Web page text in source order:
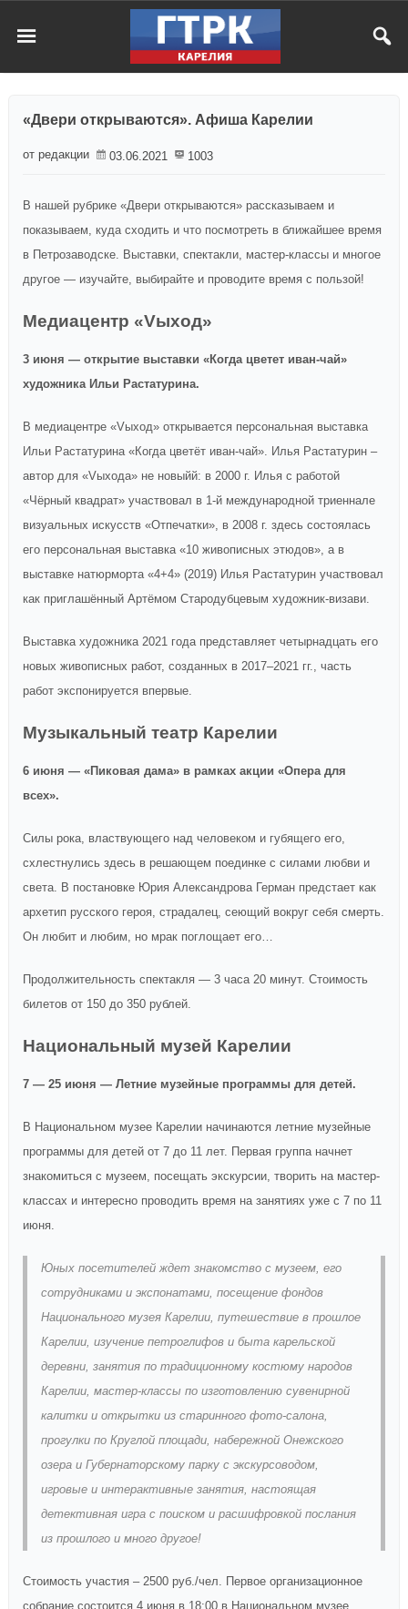
«Двери открываются». Афиша Карелии
от редакции 03.06.2021 1003
В нашей рубрике «Двери открываются» рассказываем и
показываем, куда сходить и что посмотреть в ближайшее время
в Петрозаводске. Выставки, спектакли, мастер-классы и многое
другое — изучайте, выбирайте и проводите время с пользой!
Медиацентр «Vыход»
3 июня — открытие выставки «Когда цветет иван-чай»
художника Ильи Растатурина.
В медиацентре «Vыход» открывается персональная выставка
Ильи Растатурина «Когда цветёт иван-чай». Илья Растатурин –
автор для «Vыхода» не новыйй: в 2000 г. Илья с работой
«Чёрный квадрат» участвовал в 1-й международной триеннале
визуальных искусств «Отпечатки», в 2008 г. здесь состоялась
его персональная выставка «10 живописных этюдов», а в
выставке натюрморта «4+4» (2019) Илья Растатурин участвовал
как приглашённый Артёмом Стародубцевым художник-визави.
Выставка художника 2021 года представляет четырнадцать его
новых живописных работ, созданных в 2017–2021 гг., часть
работ экспонируется впервые.
Музыкальный театр Карелии
6 июня — «Пиковая дама» в рамках акции «Опера для
всех».
Силы рока, властвующего над человеком и губящего его,
схлестнулись здесь в решающем поединке с силами любви и
света. В постановке Юрия Александрова Герман предстает как
архетип русского героя, страдалец, сеющий вокруг себя смерть.
Он любит и любим, но мрак поглощает его…
Продолжительность спектакля — 3 часа 20 минут. Стоимость
билетов от 150 до 350 рублей.
Национальный музей Карелии
7 — 25 июня — Летние музейные программы для детей.
В Национальном музее Карелии начинаются летние музейные
программы для детей от 7 до 11 лет. Первая группа начнет
знакомиться с музеем, посещать экскурсии, творить на мастер-
классах и интересно проводить время на занятиях уже с 7 по 11
июня.
Юных посетителей ждет знакомство с музеем, его
сотрудниками и экспонатами, посещение фондов
Национального музея Карелии, путешествие в прошлое
Карелии, изучение петроглифов и быта карельской
деревни, занятия по традиционному костюму народов
Карелии, мастер-классы по изготовлению сувенирной
калитки и открытки из старинного фото-салона,
прогулки по Круглой площади, набережной Онежского
озера и Губернаторскому парку с экскурсоводом,
игровые и интерактивные занятия, настоящая
детективная игра с поиском и расшифровкой послания
из прошлого и много другое!
Стоимость участия – 2500 руб./чел. Первое организационное
собрание состоится 4 июня в 18:00 в Национальном музее